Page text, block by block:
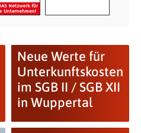
Neue Werte für
Unterkunftskosten
im SGB II / SGB XII
in Wuppertal